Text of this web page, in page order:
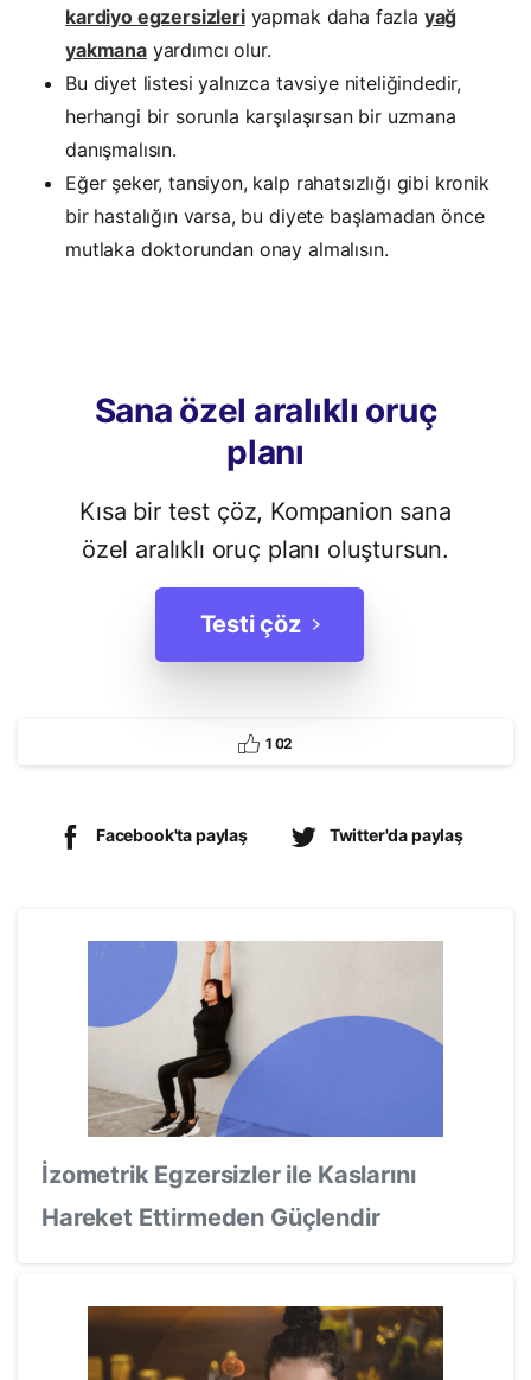
kardiyo egzersizleriyapmak daha fazla yağ
yakmanayardımcı olur.
Bu diyet listesi yalnızca tavsiye niteliğindedir,
herhangi bir sorunla karşılaşırsan bir uzmana
danışmalısın.
Eğer şeker, tansiyon, kalp rahatsızlığı gibi kronik
bir hastalığın varsa, bu diyete başlamadan önce
mutlaka doktorundan onay almalısın.
Sana özel aralıklı oruç
planı
Kısa bir test çöz, Kompanion sana
özel aralıklı oruç planı oluştursun.
Testi çöz
1 02
Facebook'ta paylaş Twitter'da paylaş
İzometrik Egzersizler ile Kaslarını
Hareket Ettirmeden Güçlendir